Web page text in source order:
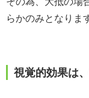
らかのみとなりま
視覚的効果は